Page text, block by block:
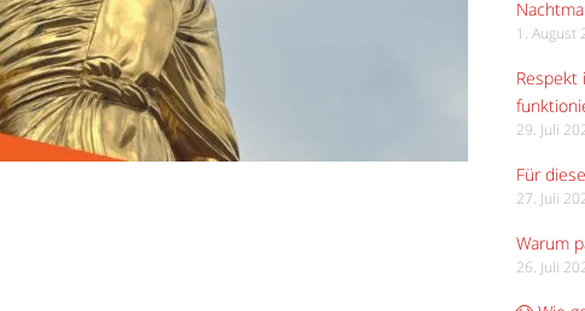
1. August
Respekt
29. Juli
Für
27. Juli
Warum
26. Juli